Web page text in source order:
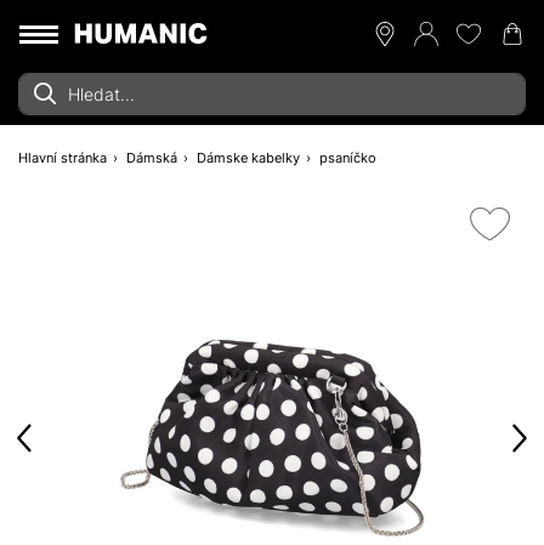
Hlavní stránka Dámská Dámske kabelky psaníčko